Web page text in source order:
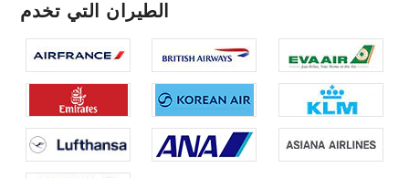
الطيران التي تخدم